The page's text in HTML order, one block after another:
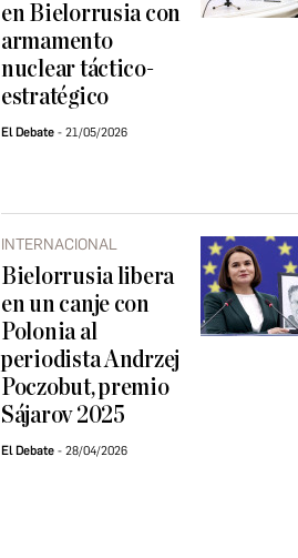
en Bielorrusia con
armamento
nuclear táctico-
estratégico
El Debate 21/05/2026
INTERNACIONAL
Bielorrusia libera
en un canje con
Polonia al
periodista Andrzej
Poczobut, premio
Sájarov 2025
El Debate 28/04/2026